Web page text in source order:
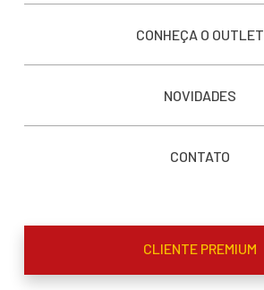
CONHEÇA O OUTLET
NOVIDADES
CONTATO
CLIENTE PREMIUM